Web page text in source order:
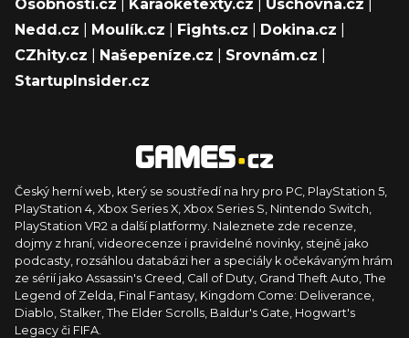
Osobnosti.cz
Karaoketexty.cz Úschovna.cz
Nedd.cz
Moulík.cz Fights.cz Dokina.cz
CZhity.cz
Našepeníze.cz Srovnám.cz
StartupInsider.cz
Český herní web, který se soustředí na hry pro PC, PlayStation 5,
PlayStation 4, Xbox Series X, Xbox Series S, Nintendo Switch,
PlayStation VR2 a další platformy. Naleznete zde recenze,
dojmy z hraní, videorecenze i pravidelné novinky, stejně jako
podcasty, rozsáhlou databázi her a speciály k očekávaným hrám
ze sérií jako Assassin's Creed, Call of Duty, Grand Theft Auto, The
Legend of Zelda, Final Fantasy, Kingdom Come: Deliverance,
Diablo, Stalker, The Elder Scrolls, Baldur's Gate, Hogwart's
Legacy či FIFA.